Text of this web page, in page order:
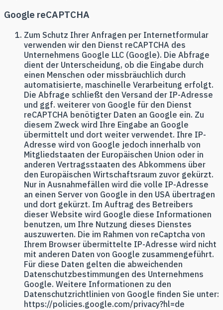
Google reCAPTCHA
Zum Schutz Ihrer Anfragen per Internetformular
verwenden wir den Dienst reCAPTCHA des
Unternehmens Google LLC (Google). Die Abfrage
dient der Unterscheidung, ob die Eingabe durch
einen Menschen oder missbräuchlich durch
automatisierte, maschinelle Verarbeitung erfolgt.
Die Abfrage schließt den Versand der IP-Adresse
und ggf. weiterer von Google für den Dienst
reCAPTCHA benötigter Daten an Google ein. Zu
diesem Zweck wird Ihre Eingabe an Google
übermittelt und dort weiter verwendet. Ihre IP-
Adresse wird von Google jedoch innerhalb von
Mitgliedstaaten der Europäischen Union oder in
anderen Vertragsstaaten des Abkommens über
den Europäischen Wirtschaftsraum zuvor gekürzt.
Nur in Ausnahmefällen wird die volle IP-Adresse
an einen Server von Google in den USA übertragen
und dort gekürzt. Im Auftrag des Betreibers
dieser Website wird Google diese Informationen
benutzen, um Ihre Nutzung dieses Dienstes
auszuwerten. Die im Rahmen von reCaptcha von
Ihrem Browser übermittelte IP-Adresse wird nicht
mit anderen Daten von Google zusammengeführt.
Für diese Daten gelten die abweichenden
Datenschutzbestimmungen des Unternehmens
Google. Weitere Informationen zu den
Datenschutzrichtlinien von Google finden Sie unter:
https://policies.google.com/privacy?hl=de